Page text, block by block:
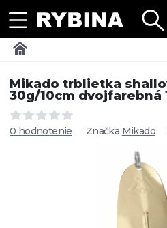
Mikado trblietka
30g/10cm dvojfarebná
0 hodnotenie Značka Mikado